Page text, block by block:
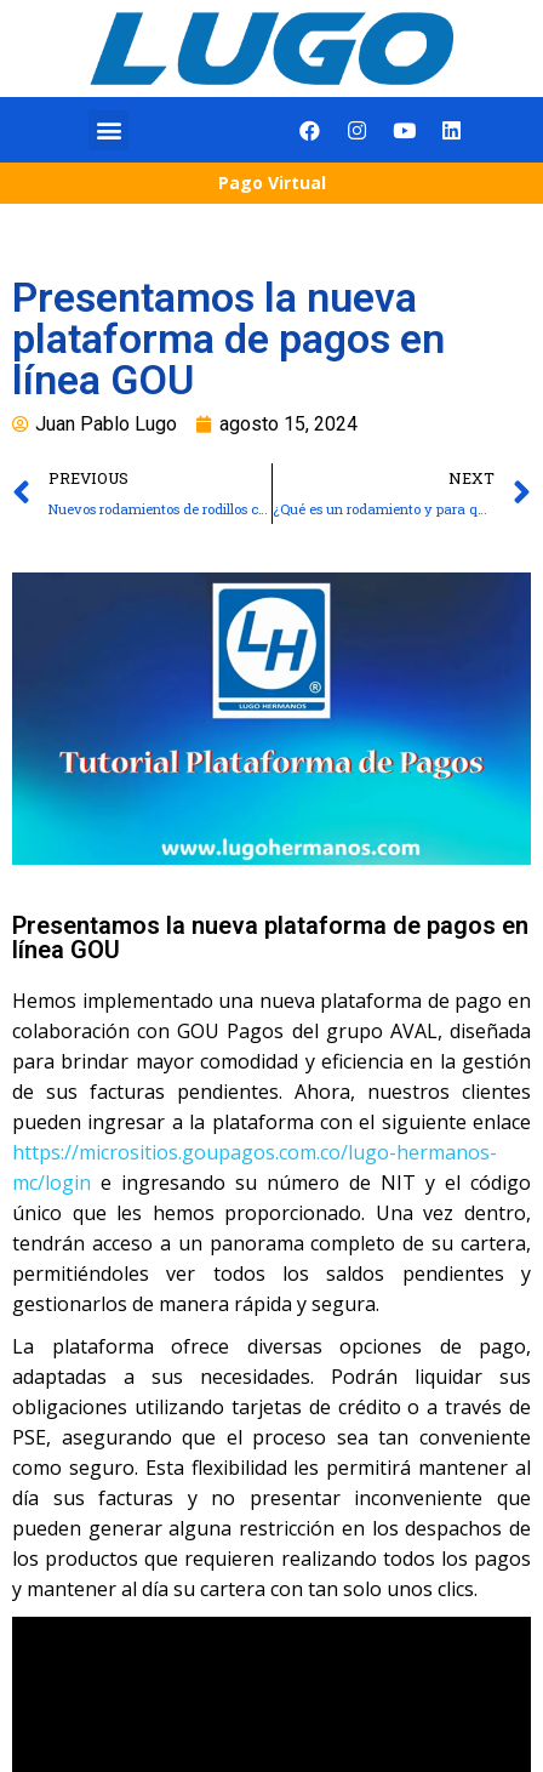
Pago Virtual
Presentamos la nueva
plataforma de pagos en
línea GOU
Juan Pablo Lugo agosto 15, 2024
PREVIOUS
Nuevos rodamientos de rodillos cilíndricos NJ23-ILR con el doble de vida útil
NEXT
¿Qué es un rodamiento y para qué sirve?
Presentamos la nueva plataforma de pagos en
línea GOU
Hemos implementado una nueva plataforma de pago en
colaboración con GOU Pagos del grupo AVAL, diseñada
para brindar mayor comodidad y eficiencia en la gestión
de sus facturas pendientes. Ahora, nuestros clientes
pueden ingresar a la plataforma con el siguiente enlace
https://micrositios.goupagos.com.co/lugo-hermanos-
mc/login e ingresando su número de NIT y el código
único que les hemos proporcionado. Una vez dentro,
tendrán acceso a un panorama completo de su cartera,
permitiéndoles ver todos los saldos pendientes y
gestionarlos de manera rápida y segura.
La plataforma ofrece diversas opciones de pago,
adaptadas a sus necesidades. Podrán liquidar sus
obligaciones utilizando tarjetas de crédito o a través de
PSE, asegurando que el proceso sea tan conveniente
como seguro. Esta flexibilidad les permitirá mantener al
día sus facturas y no presentar inconveniente que
pueden generar alguna restricción en los despachos de
los productos que requieren realizando todos los pagos
y mantener al día su cartera con tan solo unos clics.